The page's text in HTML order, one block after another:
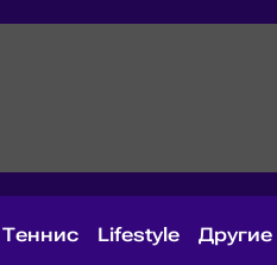
Теннис Lifestyle Другие